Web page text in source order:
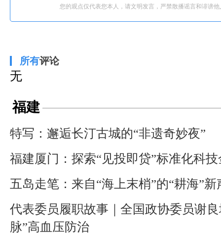
您的观点仅代表您本人，请文明发言，严禁散播谣言和诽谤他
所有评论
无
福建
特写：邂逅长汀古城的“非遗奇妙夜”
福建厦门：探索“见投即贷”标准化科
五岛走笔：来自“海上末梢”的“耕海”新
代表委员履职故事｜全国政协委员谢
脉”高血压防治